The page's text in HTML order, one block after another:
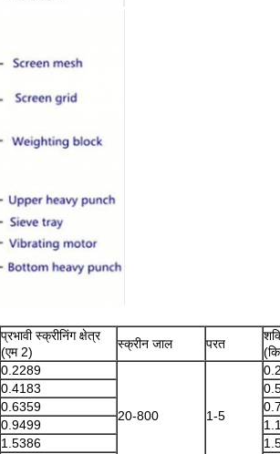
प्रभावी स्क्रीनिंग क्षेत्र
(एम 2)
स्क्रीन जाल परत
0.2289
20-800 1-5
0.4183
0.6359
0.9499
1.5386